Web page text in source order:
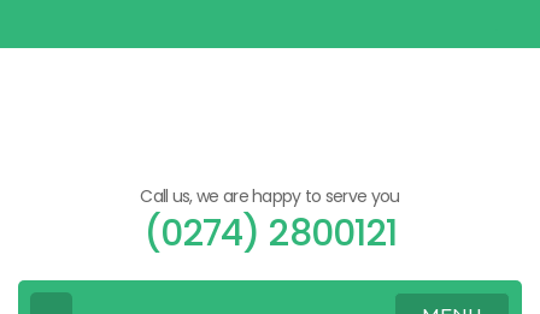
to
Call us, we are happy to serve you
(0274) 2800121